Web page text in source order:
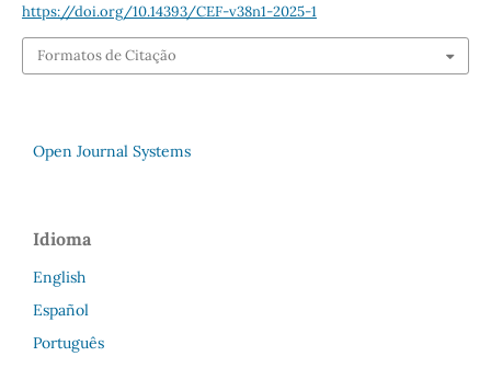
https://doi.org/10.14393/CEF-v38n1-2025-1
Formatos de Citação
Open Journal Systems
Idioma
English
Español
Português